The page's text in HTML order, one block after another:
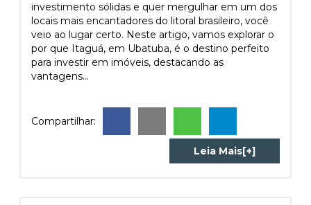
investimento sólidas e quer mergulhar em um dos
locais mais encantadores do litoral brasileiro, você
veio ao lugar certo. Neste artigo, vamos explorar o
por que Itaguá, em Ubatuba, é o destino perfeito
para investir em imóveis, destacando as
vantagens...
Compartilhar:
Leia Mais[+]